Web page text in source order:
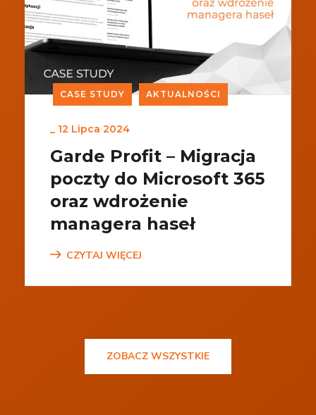
CASE STUDY AKTUALNOŚCI
_ 12 Lipca 2024
Garde Profit – Migracja
poczty do Microsoft 365
oraz wdrożenie
managera haseł
CZYTAJ WIĘCEJ
ZOBACZ WSZYSTKIE